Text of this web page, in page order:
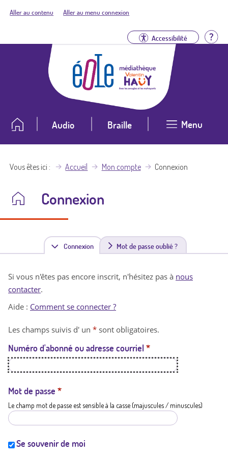
Aller au contenu Aller au menu connexion
Accessibilité
Audio Braille Menu
Vous êtes ici Accueil Mon compte Connexion
Connexion
Connexion(
n
t
a
t
i
Mot de passe oublié ?
Si vous n'êtes pas encore inscrit, n'hésitez pas à nous
contacter.
Aide : Comment se connecter ?
Les champs suivis d' un * sont obligatoires.
Numéro d'abonné ou adresse courriel *
Mot de passe *
Le champ mot de passe est sensible à la casse (majuscules / minuscules)
Se souvenir de moi